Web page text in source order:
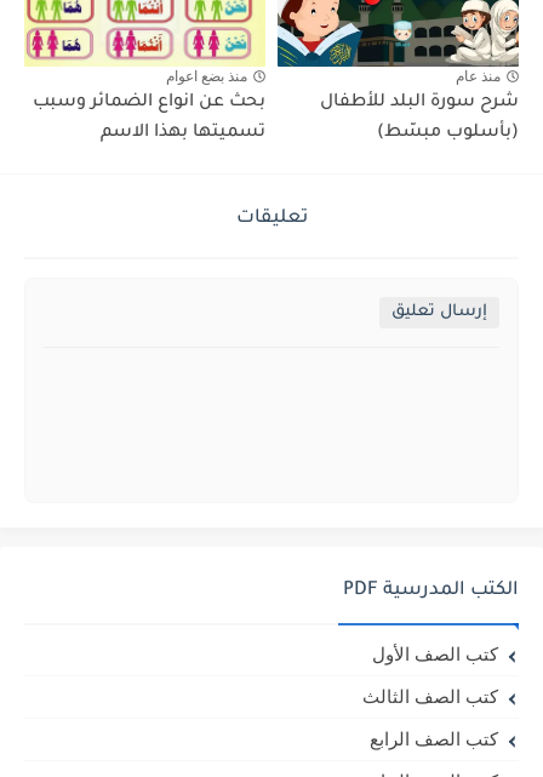
منذ عام
شرح سورة البلد للأطفال
(بأسلوب مبسّط)
منذ بضع اعوام
بحث عن انواع الضمائر وسبب
تسميتها بهذا الاسم
تعليقات
إرسال تعليق
الكتب المدرسية PDF
كتب الصف الأول
كتب الصف الثالث
كتب الصف الرابع